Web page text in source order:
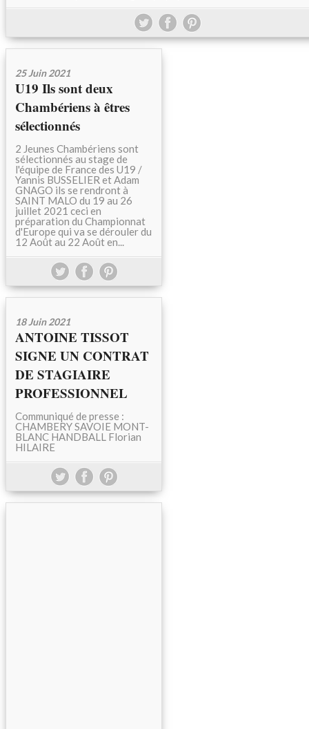
25 Juin 2021
U19 Ils sont deux
Chambériens à êtres
sélectionnés
2 Jeunes Chambériens sont
sélectionnés au stage de
l'équipe de France des U19 /
Yannis BUSSELIER et Adam
GNAGO ils se rendront à
SAINT MALO du 19 au 26
juillet 2021 ceci en
préparation du Championnat
d'Europe qui va se dérouler du
12 Août au 22 Août en...
18 Juin 2021
ANTOINE TISSOT
SIGNE UN CONTRAT
DE STAGIAIRE
PROFESSIONNEL
Communiqué de presse :
CHAMBERY SAVOIE MONT-
BLANC HANDBALL Florian
HILAIRE